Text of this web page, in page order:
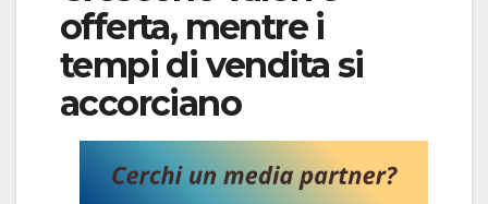
offerta, mentre i
tempi di vendita si
accorciano